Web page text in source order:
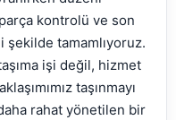
kontrolü ve son
şekilde tamamlıyoruz.
işi değil, hizmet
taşınmayı
rahat yönetilen bir